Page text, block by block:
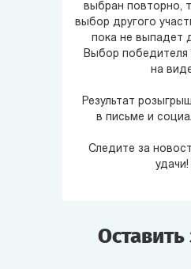
выбран повторно,
выбор другого
пока не выпадет
Выбор победителя
на
Результат
в письме и
Следите за
удачи!
Оставить